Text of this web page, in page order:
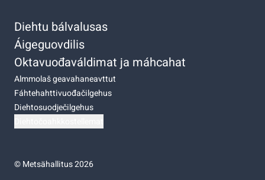
Diehtu bálvalusas
Áigeguovdilis
Oktavuođaváldimat ja máhcahat
Almmolaš geavahaneavttut
Fáhtehahttivuođačilgehus
Diehtosuodječilgehus
©Metsähallitus 2026